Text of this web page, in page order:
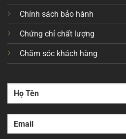
Chính sách bảo hành
Chứng chỉ chất lượng
Chăm sóc khách hàng